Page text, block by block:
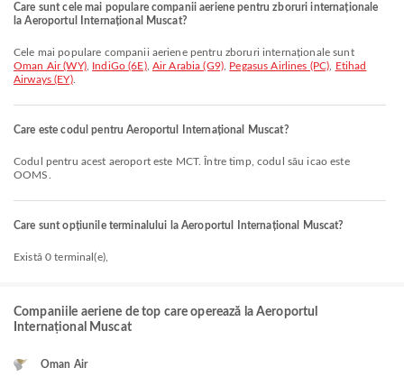
Care sunt cele mai populare companii aeriene pentru zboruri internaționale
la Aeroportul Internațional Muscat?
Cele mai populare companii aeriene pentru zboruri internaționale sunt
Oman Air (WY), IndiGo (6E), Air Arabia (G9) Pegasus Airlines (PC)
Etihad
Airways (EY).
Care este codul pentru Aeroportul Internațional Muscat?
Codul pentru acest aeroport este MCT. Între timp, codul său icao este
OOMS.
Care sunt opțiunile terminalului la Aeroportul Internațional Muscat?
Există 0 terminal(e),
Companiile aeriene de top care operează la Aeroportul
Internațional Muscat
Oman Air